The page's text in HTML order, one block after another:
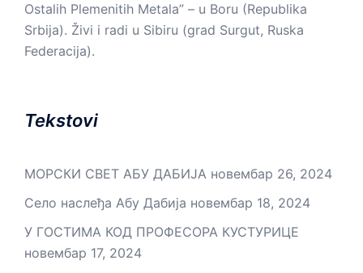
Ostalih Plemenitih Metala” – u Boru (Republika
Srbija). Živi i radi u Sibiru (grad Surgut, Ruska
Federacija).
Tekstovi
МОРСКИ СВЕТ АБУ ДАБИЈА новембар 26, 2024
Село наслеђа Абу Дабија новембар 18, 2024
У ГОСТИМА КОД ПРОФЕСОРА КУСТУРИЦЕ
новембар 17, 2024